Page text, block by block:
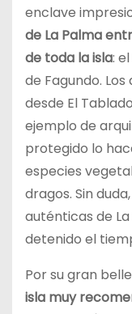
enclave
de La Palma
de toda la isla:
de Fagundo.
desde El
ejemplo de
protegido lo
especies
dragos. Sin
auténticas de
detenido el
Por su gran
isla muy